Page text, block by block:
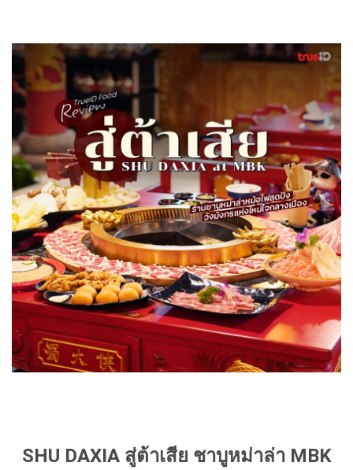
SHU DAXIA สู่ต้าเสีย ชาบูหม่าล่า MBK